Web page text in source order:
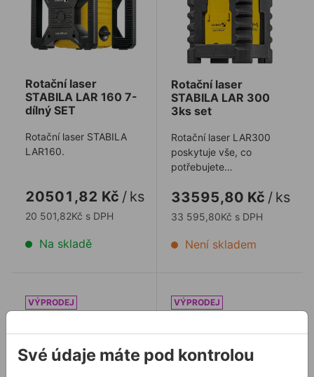
Rotační laser
STABILA LAR 160 7-
dílný SET
Rotační laser STABILA
LAR160.
20501,82 Kč / ks
20 501,82Kč s DPH
Na skladě
Rotační laser
STABILA LAR 300
3ks set
Rotační laser LAR300
poskytuje vše, co
potřebujete
vysoce kvalitní produkt
...
33595,80 Kč / ks
33 595,80Kč s DPH
Není skladem
Bateriová jednotkaSTABILA k LA180LDržák přijímače STABILA
Své údaje máte pod kontrolou